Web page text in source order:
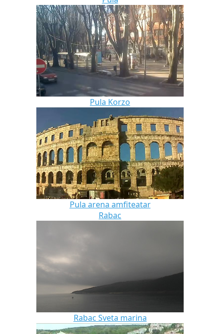
Pula Korzo
Pula arena amfiteatar
Rabac
Rabac Sveta marina